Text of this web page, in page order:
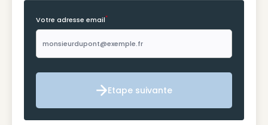
Votre adresse email*
Etape suivante
Etape suivante